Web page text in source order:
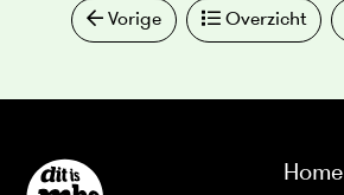
Vorige Overzicht
Home